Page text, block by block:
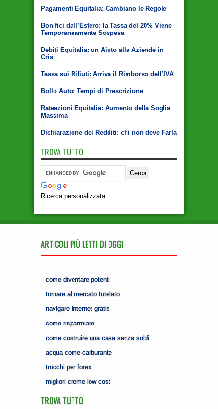
Pagamenti Equitalia: Cambiano le Regole
Bonifici dall’Estero: la Tassa del 20% Viene
Temporaneamente Sospesa
Debiti Equitalia: un Aiuto alle Aziende in
Crisi
Tassa sui Rifiuti: Arriva il Rimborso dell’IVA
Bollo Auto: Tempi di Prescrizione
Rateazioni Equitalia: Aumento della Soglia
Massima
Dichiarazione dei Redditi: chi non deve Farla
TROVA TUTTO
Ricerca personalizzata
ARTICOLI PIÙ LETTI DI OGGI
come diventare potenti
tornare al mercato tutelato
navigare internet gratis
come risparmiare
come costruire una casa senza soldi
acqua come carburante
trucchi per forex
migliori creme low cost
TROVA TUTTO